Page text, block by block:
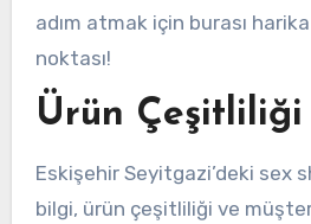
adım atmak için burası
noktası!
Ürün Çeşitliliği
Eskişehir Seyitgazi’deki sex
bilgi, ürün çeşitliliği ve